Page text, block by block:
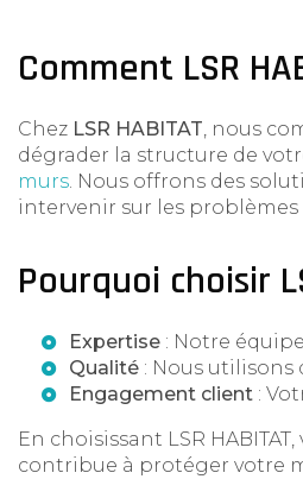
Comment LSR
Chez LSR HABITAT , nous
dégrader la structure de
murs . Nous offrons des
intervenir sur les problèmes
Pourquoi choisir
Expertise : Notre
Qualité : Nous
Engagement client :
En choisissant LSR
contribue à protéger votre